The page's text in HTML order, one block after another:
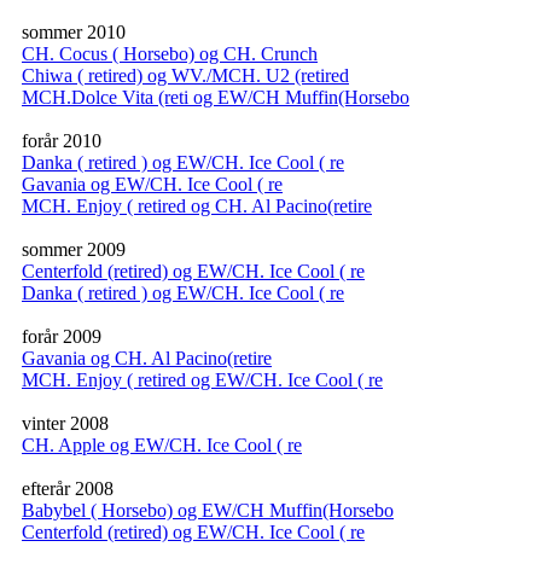
sommer 2010
CH. Cocus ( Horsebo) og CH. Crunch
Chiwa ( retired) og WV./MCH. U2 (retired
MCH.Dolce Vita (reti og EW/CH Muffin(Horsebo
forår 2010
Danka ( retired ) og EW/CH. Ice Cool ( re
Gavania og EW/CH. Ice Cool ( re
MCH. Enjoy ( retired og CH. Al Pacino(retire
sommer 2009
Centerfold (retired) og EW/CH. Ice Cool ( re
Danka ( retired ) og EW/CH. Ice Cool ( re
forår 2009
Gavania og CH. Al Pacino(retire
MCH. Enjoy ( retired og EW/CH. Ice Cool ( re
vinter 2008
CH. Apple og EW/CH. Ice Cool ( re
efterår 2008
Babybel ( Horsebo) og EW/CH Muffin(Horsebo
Centerfold (retired) og EW/CH. Ice Cool ( re